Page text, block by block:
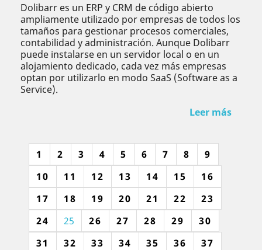
Dolibarr es un ERP y CRM de código abierto
ampliamente utilizado por empresas de todos los
tamaños para gestionar procesos comerciales,
contabilidad y administración. Aunque Dolibarr
puede instalarse en un servidor local o en un
alojamiento dedicado, cada vez más empresas
optan por utilizarlo en modo SaaS (Software as a
Service).
Leer más
1 2 3 4 5 6 7 8
9
10
11 12 13 14 15
16
17
18 19 20 21 22
23
24
25 26 27 28 29
30
31
32 33 34 35 36
37